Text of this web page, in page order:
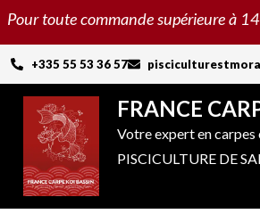
Aller
contenu
Pour toute commande supérieure à
+335 55 53 36 57
FRANCE
Votre expert en
PISCICULTURE DE